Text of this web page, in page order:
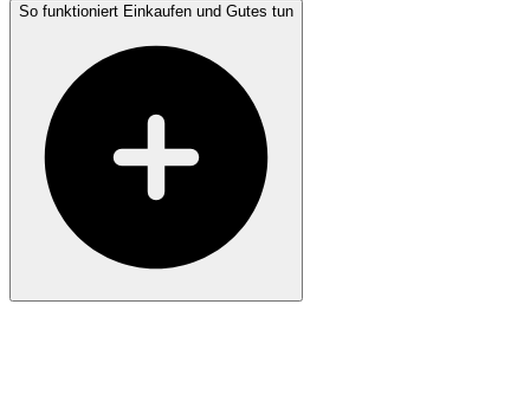
So funktioniert Einkaufen und Gutes tun